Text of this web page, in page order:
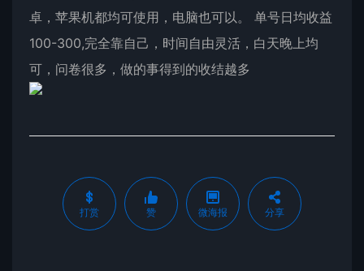
卓，苹果机都均可使用，电脑也可以。 单号日均收益
100-300,完全靠自己，时间自由灵活，白天晚上均
可，问卷很多，做的事得到的收结越多
打赏 赞 微海报 分享